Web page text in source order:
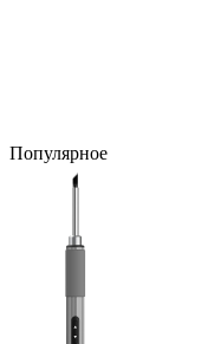
Популярное